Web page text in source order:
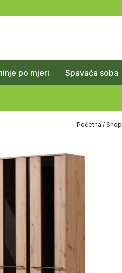
po mjeri Spavaća soba
Početna / Shop